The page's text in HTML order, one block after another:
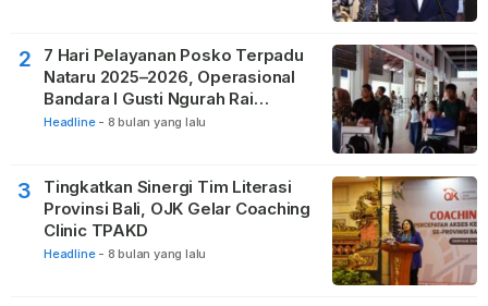
2
7 Hari Pelayanan Posko Terpadu
Nataru 2025–2026, Operasional
Bandara I Gusti Ngurah Rai
Berjalan Lancar
Headline - 8 bulan yang lalu
3
Tingkatkan Sinergi Tim Literasi
Provinsi Bali, OJK Gelar Coaching
Clinic TPAKD
Headline - 8 bulan yang lalu